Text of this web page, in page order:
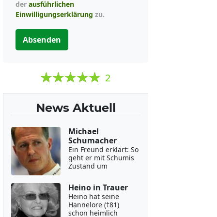
der ausführlichen
Einwilligungserklärung zu.
Absenden
2
News Aktuell
Michael
Schumacher
Ein Freund erklärt: So
geht er mit Schumis
Zustand um
Heino in Trauer
Heino hat seine
Hannelore (†81)
schon heimlich